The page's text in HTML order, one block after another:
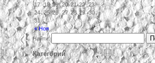
« Ноя
17
18 19 20 21 22 23
24 25 26 27 28 29 30
31
Найти:
Категории